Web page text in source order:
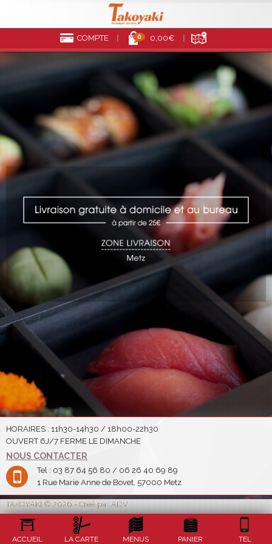
COMPTE 0 0,00€
HORAIRES : 11h30-14h30 / 18h00-22h30
OUVERT 6J/7 FERME LE DIMANCHE
NOUS CONTACTER
Tel : 03 87 64 56 80 / 06 26 40 69 89
1 Rue Marie Anne de Bovet, 57000 Metz
TAKOYAKI © 2026 - Créé par ADV
ACCUEIL LA CARTE MENUS PANIER TEL